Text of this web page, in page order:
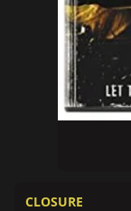
CLOSURE